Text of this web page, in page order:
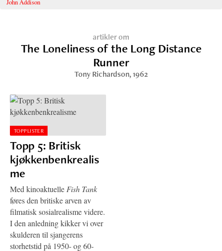
John Addison
artikler om
The Loneliness of the Long Distance
Runner
Tony Richardson, 1962
TOPPLISTER
Topp 5: Britisk
kjøkkenbenkrealis
me
Med kinoaktuelleFish Tank
føres den britiske arven av
filmatisk sosialrealisme videre.
I den anledning kikker vi over
skulderen til sjangerens
storhetstid på 1950- og 60-